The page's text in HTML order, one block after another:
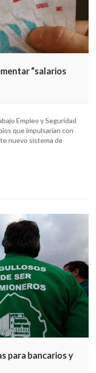
“salarios
Empleo y Seguridad
que impulsarían con
nuevo sistema de
para bancarios y